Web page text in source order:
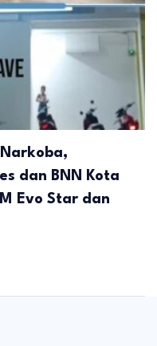
dan BNN Kota
Evo Star dan